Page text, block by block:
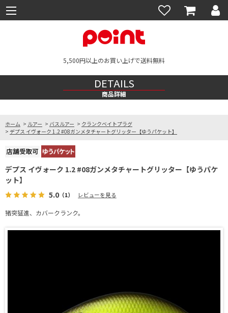
5,500円以上のお買い上げで送料無料
DETAILS
商品詳細
ホーム > ルアー > バスルアー > クランクベイトプラグ
> デプス イヴォーク 1.2 #08ガンメタチャートグリッター【ゆうパケット】
デプス イヴォーク 1.2 #08ガンメタチャートグリッター【ゆうパケ
ット】
5.0（1） レビューを見る
猪突猛進、カバークランク。